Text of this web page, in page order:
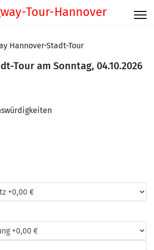
Hannover-Stadt-Tour
Tour am Sonntag, 04.10.2026